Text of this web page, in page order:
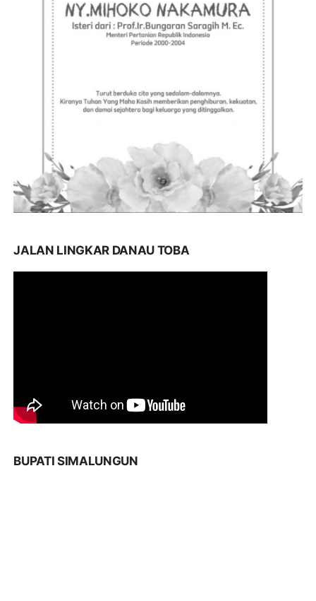
JALAN LINGKAR DANAU TOBA
BUPATI SIMALUNGUN